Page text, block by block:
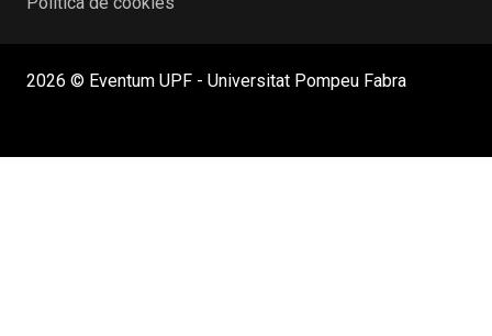
2026 © Eventum UPF - Universitat Pompeu Fabra